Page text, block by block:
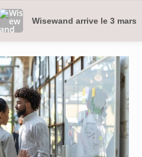
Wisewand arrive le 3 mars